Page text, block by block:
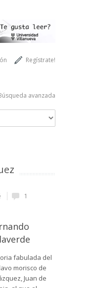
Regístrate!
avanzada
1
fabulada del
morisco de
Juan de